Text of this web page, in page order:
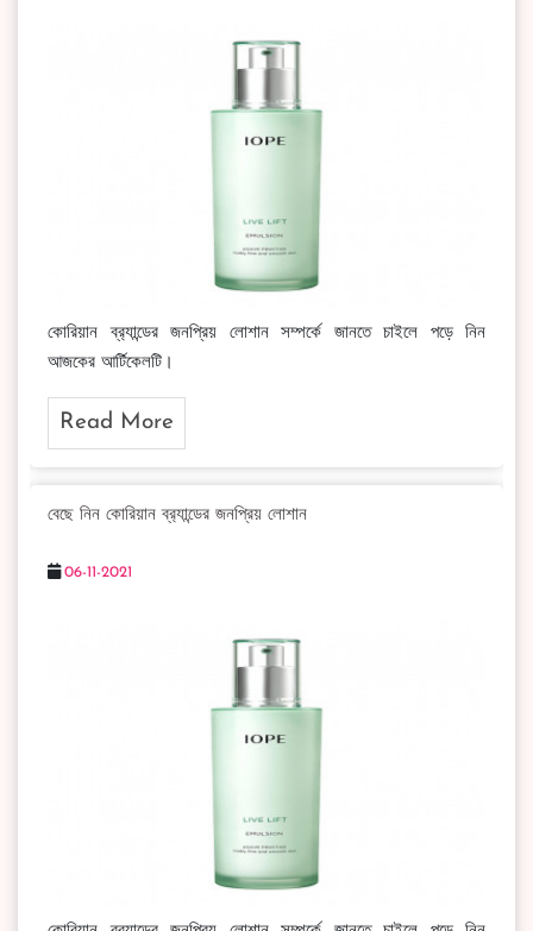
কোরিয়ান ব্র‍্যান্ডের জনপ্রিয় লোশান সম্পর্কে জানতে চাইলে পড়ে নিন
আজকের আর্টিকেলটি।
Read More
বেছে নিন কোরিয়ান ব্র‍্যান্ডের জনপ্রিয় লোশান
06-11-2021